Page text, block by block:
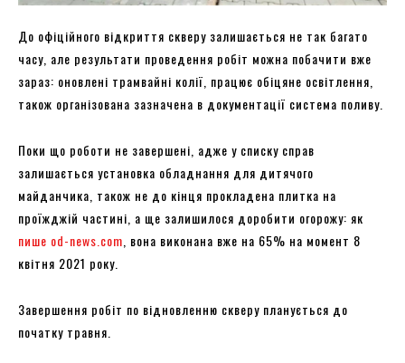
До офіційного відкриття скверу залишається не так багато
часу, але результати проведення робіт можна побачити вже
зараз: оновлені трамвайні колії, працює обіцяне освітлення,
також організована зазначена в документації система поливу.
Поки що роботи не завершені, адже у списку справ
залишається установка обладнання для дитячого
майданчика, також не до кінця прокладена плитка на
проїжджій частині, а ще залишилося доробити огорожу: як
пише od-news.com , вона виконана вже на 65% на момент 8
квітня 2021 року.
Завершення робіт по відновленню скверу планується до
початку травня.